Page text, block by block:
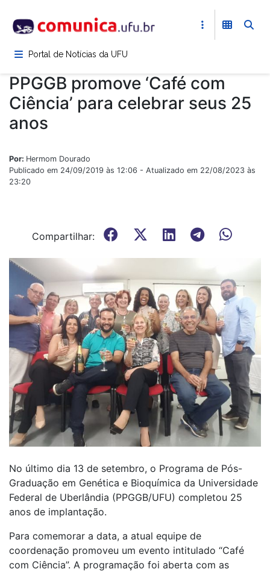
para
conteúdoPortal de Notícias da UFU
PPGGB promove ‘Café com
Ciência’ para celebrar seus 25
anos
Por: Hermom Dourado
Publicado em 24/09/2019 às 12:06 - Atualizado em 22/08/2023 às
23:20
Compartilhar:
No último dia 13 de setembro, o Programa de Pós-
Graduação em Genética e Bioquímica da Universidade
Federal de Uberlândia (PPGGB/UFU) completou 25
anos de implantação.
Para comemorar a data, a atual equipe de
coordenação promoveu um evento intitulado “Café
com Ciência”. A programação foi aberta com as